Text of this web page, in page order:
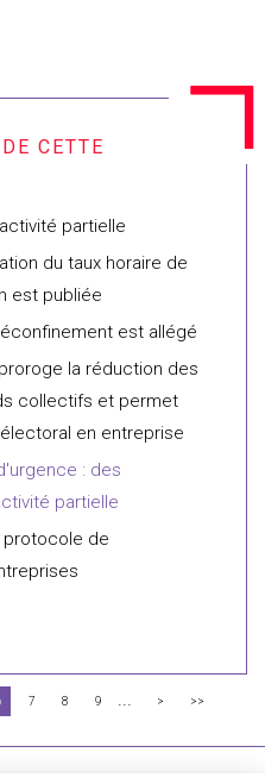
partielle
du taux horaire de
est publiée
est allégé
la réduction des
collectifs et permet
en entreprise
: des
partielle
protocole de
7 8 9 ... > >>